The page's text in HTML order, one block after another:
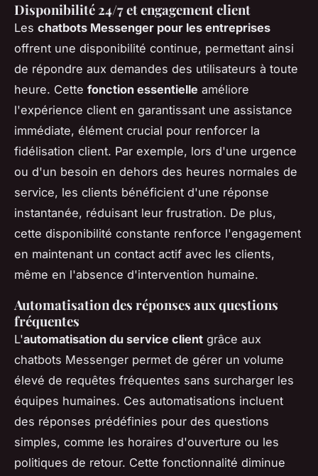
Disponibilité 24/7 et engagement client
Les chatbots Messenger pour les entreprises
offrent une disponibilité continue, permettant ainsi
de répondre aux demandes des utilisateurs à toute
heure. Cette fonction essentielle améliore
l'expérience client en garantissant une assistance
immédiate, élément crucial pour renforcer la
fidélisation client. Par exemple, lors d'une urgence
ou d'un besoin en dehors des heures normales de
service, les clients bénéficient d'une réponse
instantanée, réduisant leur frustration. De plus,
cette disponibilité constante renforce l'engagement
en maintenant un contact actif avec les clients,
même en l'absence d'intervention humaine.
Automatisation des réponses aux questions
fréquentes
L'automatisation du service client grâce aux
chatbots Messenger permet de gérer un volume
élevé de requêtes fréquentes sans surcharger les
équipes humaines. Ces automatisations incluent
des réponses prédéfinies pour des questions
simples, comme les horaires d'ouverture ou les
politiques de retour. Cette fonctionnalité diminue